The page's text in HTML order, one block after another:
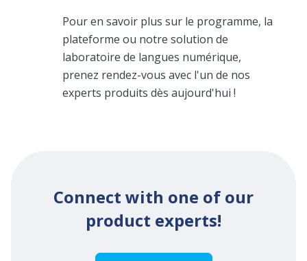
Pour en savoir plus sur le programme, la
plateforme ou notre solution de
laboratoire de langues numérique,
prenez rendez-vous avec l'un de nos
experts produits dès aujourd'hui !
Connect with one of our
product experts!